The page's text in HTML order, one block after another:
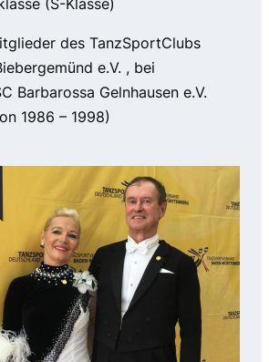
(S-Klasse)
des TanzSportClubs
e.V. , bei
Barbarossa Gelnhausen e.V.
1986 – 1998)